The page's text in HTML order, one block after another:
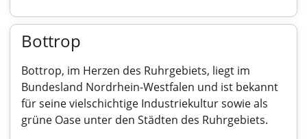
Bottrop
Bottrop, im Herzen des Ruhrgebiets, liegt im
Bundesland Nordrhein-Westfalen und ist bekannt
für seine vielschichtige Industriekultur sowie als
grüne Oase unter den Städten des Ruhrgebiets.